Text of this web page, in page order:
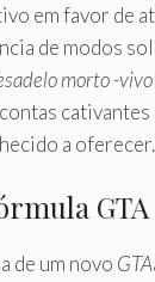
em favor de
de modos
morto -vivo
a oferecer.
GTA
de um novo GTA